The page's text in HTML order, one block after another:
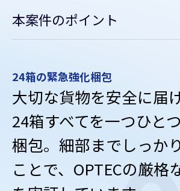
本案件のポイント
るため、
緊急強化
確認する
品質基準
10分での輸出通関
集荷と並行して通
は10分で輸出通関
を移送しました。